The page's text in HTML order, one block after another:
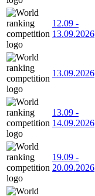
12.09 -
13.09.2026
13.09.2026
13.09 -
14.09.2026
19.09 -
20.09.2026